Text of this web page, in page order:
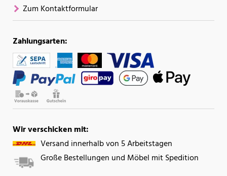
Zum Kontaktformular
Zahlungsarten:
Wir verschicken mit:
Versand innerhalb von 5 Arbeitstagen
Große Bestellungen und Möbel mit Spedition